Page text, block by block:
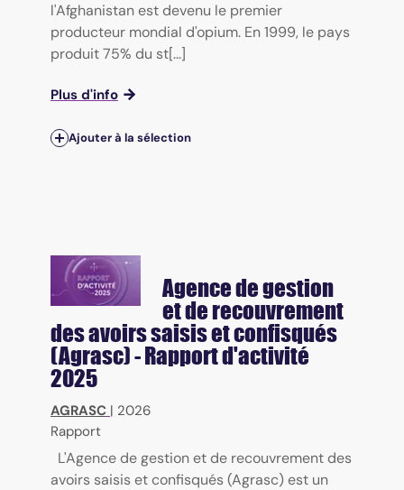
l'Afghanistan est devenu le premier
producteur mondial d'opium. En 1999, le pays
produit 75% du st[...]
Plus d'info
Ajouter à la sélection
Agence de gestion
et de recouvrement
des avoirs saisis et confisqués
(Agrasc) - Rapport d'activité
2025
AGRASC | 2026
Rapport
L'Agence de gestion et de recouvrement des
avoirs saisis et confisqués (Agrasc) est un